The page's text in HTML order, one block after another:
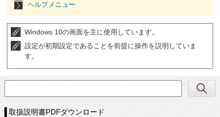
ヘルプメニュー
Windows 10の画面を主に使用しています。
設定が初期設定であることを前提に操作を説明していま
す。
取扱説明書PDFダウンロード